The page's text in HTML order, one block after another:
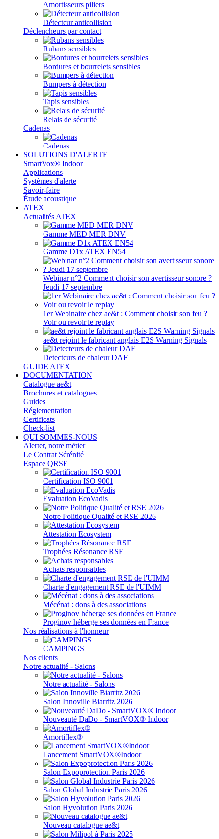
Amortisseurs piliers
Détecteur anticollision
Déclencheurs par contact
Rubans sensibles
Bordures et bourrelets sensibles
Bumpers à détection
Tapis sensibles
Relais de sécurité
Cadenas
Cadenas
SOLUTIONS D'ALERTE
SmartVox® Indoor
Applications
Systèmes d'alerte
Savoir-faire
Étude acoustique
ATEX
Actualités ATEX
Gamme MED MER DNV
Gamme D1x ATEX EN54
Webinar n°2 Comment choisir son avertisseur sonore ?
Jeudi 17 septembre
1er Webinaire chez ae&t : Comment choisir son feu ?
Voir ou revoir le replay
ae&t rejoint le fabricant anglais E2S Warning Signals
Detecteurs de chaleur DAF
GUIDE ATEX
DOCUMENTATION
Catalogue ae&t
Brochures et catalogues
Guides
Réglementation
Certificats
Check-list
QUI SOMMES-NOUS
Alerter, notre métier
Le Contrat Sérénité
Espace QRSE
Certification ISO 9001
Evaluation EcoVadis
Notre Politique Qualité et RSE 2026
Attestation Ecosystem
Trophées Résonance RSE
Achats responsables
Charte d'engagement RSE de l'UIMM
Mécénat : dons à des associations
Proginov héberge ses données en France
Nos réalisations à l'honneur
CAMPINGS
Nos clients
Notre actualité - Salons
Notre actualité - Salons
Salon Innoville Biarritz 2026
Nouveauté DaDo - SmartVOX® Indoor
Amortiflex®
Lancement SmartVOX®Indoor
Salon Expoprotection Paris 2026
Salon Global Industrie Paris 2026
Salon Hyvolution Paris 2026
Nouveau catalogue ae&t